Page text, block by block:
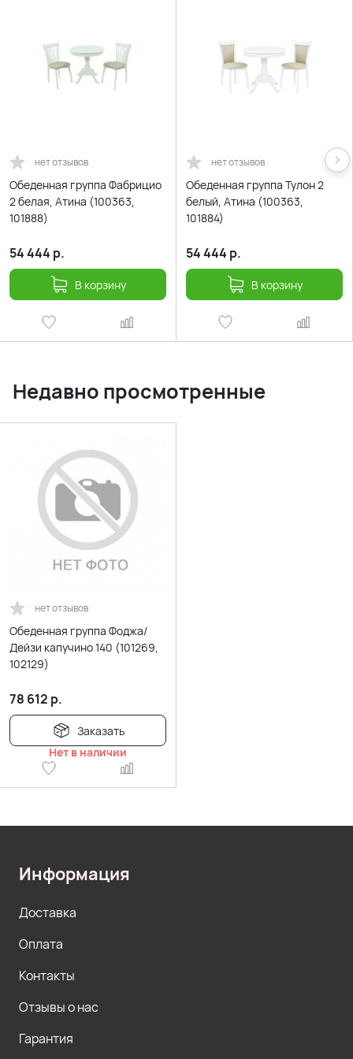
нет отзывов
Обеденная группа Фабрицио
2 белая, Атина (100363,
101888)
54 444 р.
В корзину
нет отзывов
Обеденная группа Тулон 2
белый, Атина (100363,
101884)
54 444 р.
В корзину
Недавно просмотренные
нет отзывов
Обеденная группа Фоджа/
Дейзи капучино 140 (101269,
102129)
78 612 р.
Заказать
Нет в наличии
Информация
Доставка
Оплата
Контакты
Отзывы о нас
Гарантия